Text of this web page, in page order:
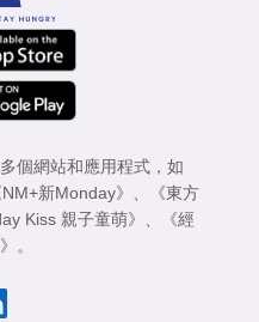
個網站和應用程式，如
NM+新Monday》
《東方
Kiss 親子童萌》
《經
。